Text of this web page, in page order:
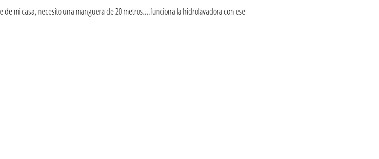
mi casa, necesito una manguera de 20 metros….funciona la hidrolavadora con ese